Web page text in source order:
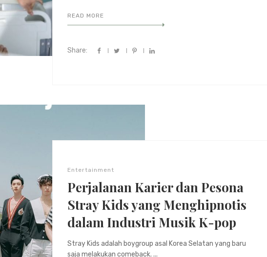
READ MORE
Share:
Entertainment
Perjalanan Karier dan Pesona
Stray Kids yang Menghipnotis
dalam Industri Musik K-pop
Stray Kids adalah boygroup asal Korea Selatan yang baru
saja melakukan comeback. ...